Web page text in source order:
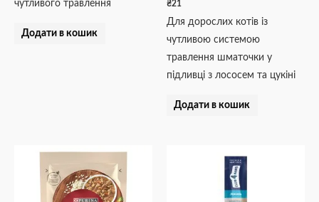
чутливого травлення
Додати в кошик
₴21
Для дорослих котів із
чутливою системою
травлення шматочки у
підливці з лососем та цукіні
Додати в кошик